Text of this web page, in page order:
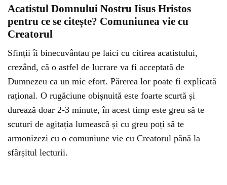
Acatistul Domnului Nostru Iisus Hristos
pentru ce se citește? Comuniunea vie cu
Creatorul
Sfinții îi binecuvântau pe laici cu citirea acatistului,
crezând, că o astfel de lucrare va fi acceptată de
Dumnezeu ca un mic efort. Părerea lor poate fi explicată
rațional. O rugăciune obișnuită este foarte scurtă și
durează doar 2-3 minute, în acest timp este greu să te
scuturi de agitația lumească și cu greu poți să te
armonizezi cu o comuniune vie cu Creatorul până la
sfârșitul lecturii.